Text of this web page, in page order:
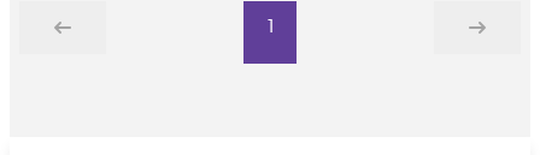
Назад
1
Дальше